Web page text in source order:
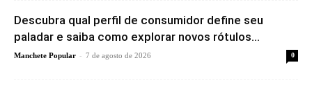
Descubra qual perfil de consumidor define seu
paladar e saiba como explorar novos rótulos...
Manchete Popular - 7 de agosto de 2026 0